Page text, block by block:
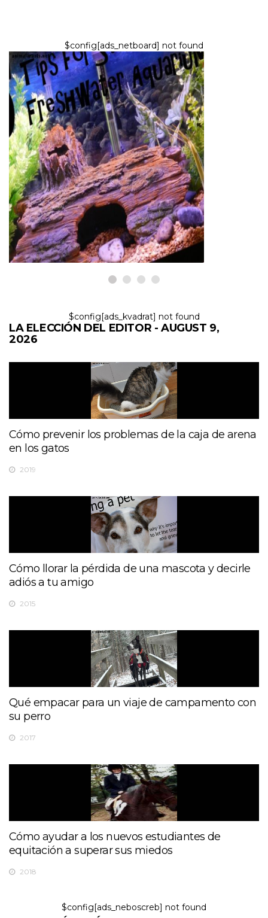
$config[ads_netboard] not found
PECES Y ACUARIOS
5 consejos para comenzar un
acuario de agua dulce: más allá
de la guía de instalación
9,2026
$config[ads_kvadrat] not found
LA ELECCIÓN DEL EDITOR - AUGUST 9,
2026
Cómo prevenir los problemas de la caja de arena
en los gatos
2019
Cómo llorar la pérdida de una mascota y decirle
adiós a tu amigo
2015
Qué empacar para un viaje de campamento con
su perro
2017
Cómo ayudar a los nuevos estudiantes de
equitación a superar sus miedos
2018
$config[ads_neboscreb] not found